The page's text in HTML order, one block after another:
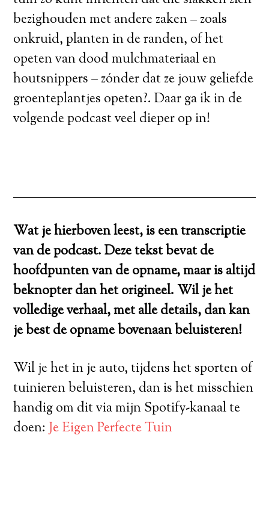
bezighouden met andere zaken – zoals
onkruid, planten in de randen, of het
opeten van dood mulchmateriaal en
houtsnippers – zónder dat ze jouw geliefde
groenteplantjes opeten?. Daar ga ik in de
volgende podcast veel dieper op in!
Wat je hierboven leest, is een transcriptie
van de podcast. Deze tekst bevat de
hoofdpunten van de opname, maar is altijd
beknopter dan het origineel. Wil je het
volledige verhaal, met alle details, dan kan
je best de opname bovenaan beluisteren!
Wil je het in je auto, tijdens het sporten of
tuinieren beluisteren, dan is het misschien
handig om dit via mijn Spotify-kanaal te
doen:Je Eigen Perfecte Tuin